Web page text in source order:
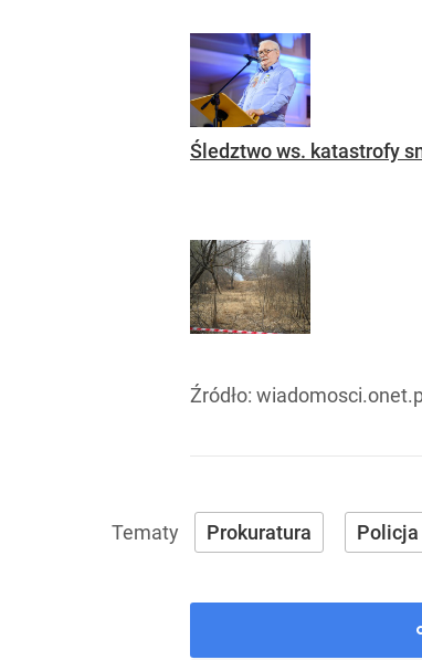
Śledztwo ws. katastrofy
Źródło:
Prokuratura Policja